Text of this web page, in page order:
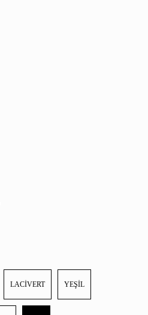
LACİVERT YEŞİL